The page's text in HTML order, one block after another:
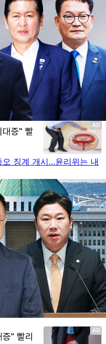
오 징계 개시…윤리위는 내